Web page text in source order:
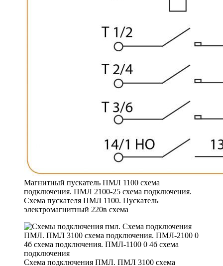
Магнитный пускатель ПМЛ 1100 схема
подключения. ПМЛ 2100-25 схема подключения.
Схема пускателя ПМЛ 1100. Пускатель
электромагнитный 220в схема
Схема подключения ПМЛ. ПМЛ 3100 схема